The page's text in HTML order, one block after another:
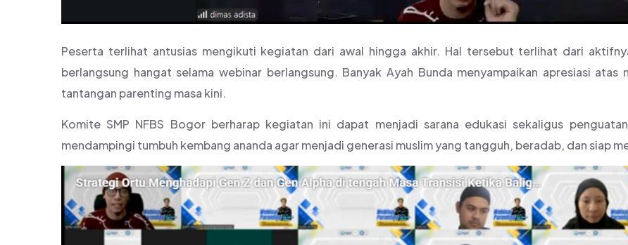
Peserta terlihat antusias mengikuti kegiatan dari awal hingga akhir. Hal tersebut terlihat dari
berlangsung hangat selama webinar berlangsung. Banyak Ayah Bunda menyampaikan apresiasi
tantangan parenting masa kini.
Komite SMP NFBS Bogor berharap kegiatan ini dapat menjadi sarana edukasi sekaligus
mendampingi tumbuh kembang ananda agar menjadi generasi muslim yang tangguh, beradab, dan siap